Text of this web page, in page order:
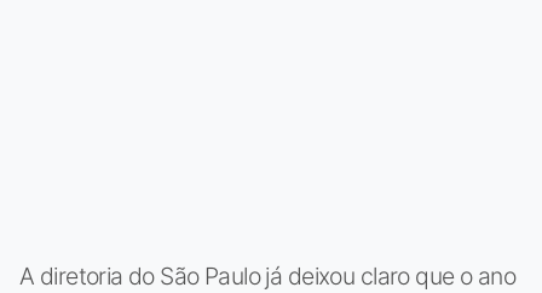
A diretoria do São Paulo já deixou claro que o ano